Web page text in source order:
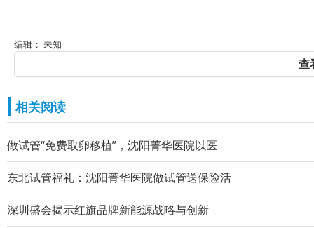
编辑： 未知
查
相关阅读
做试管“免费取卵移植”，沈阳菁华医院以医
东北试管福礼：沈阳菁华医院做试管送保险活
深圳盛会揭示红旗品牌新能源战略与创新